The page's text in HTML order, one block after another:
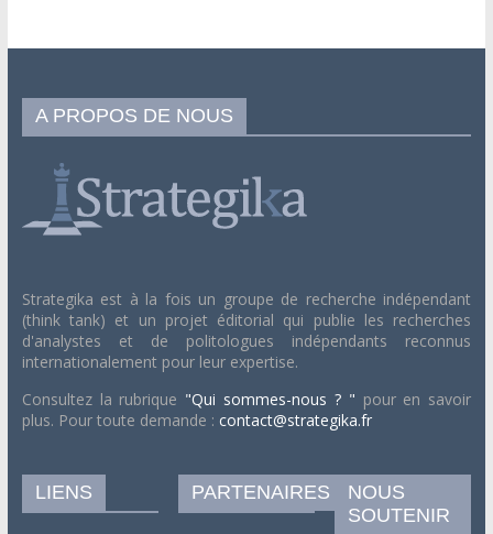
A PROPOS DE NOUS
Strategika est à la fois un groupe de recherche indépendant
(think tank) et un projet éditorial qui publie les recherches
d'analystes et de politologues indépendants reconnus
internationalement pour leur expertise.
Consultez la rubrique "Qui sommes-nous ? " pour en savoir
plus. Pour toute demande : contact@strategika.fr
LIENS PARTENAIRES
NOUS
SOUTENIR